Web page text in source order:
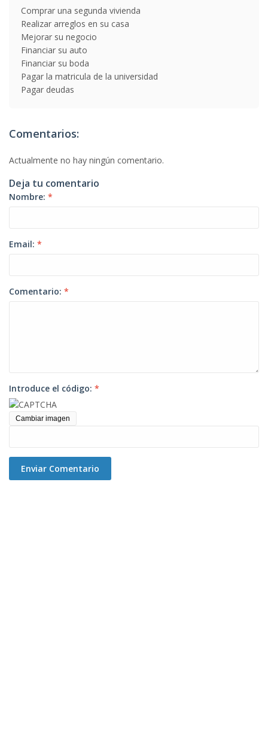
Comprar una segunda vivienda
Realizar arreglos en su casa
Mejorar su negocio
Financiar su auto
Financiar su boda
Pagar la matricula de la universidad
Pagar deudas
Comentarios:
Actualmente no hay ningún comentario.
Deja tu comentario
Nombre: *
Email: *
Comentario: *
Introduce el código: *
Cambiar imagen
Enviar Comentario